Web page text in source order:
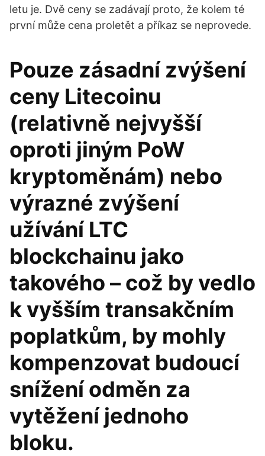
letu je. Dvě ceny se zadávají proto, že kolem té
první může cena proletět a příkaz se neprovede.
Pouze zásadní zvýšení
ceny Litecoinu
(relativně nejvyšší
oproti jiným PoW
kryptoměnám) nebo
výrazné zvýšení
užívání LTC
blockchainu jako
takového – což by vedlo
k vyšším transakčním
poplatkům, by mohly
kompenzovat budoucí
snížení odměn za
vytěžení jednoho
bloku.